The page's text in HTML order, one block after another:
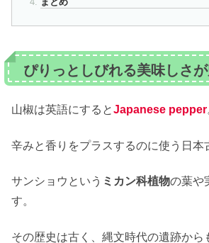
ぴりっとしびれる美味しさ
山椒は英語にするとJapanese pepper
辛みと香りをプラスするのに使う日本
サンショウという ミカン科植物の葉や
す。
その歴史は古く、縄文時代の遺跡から